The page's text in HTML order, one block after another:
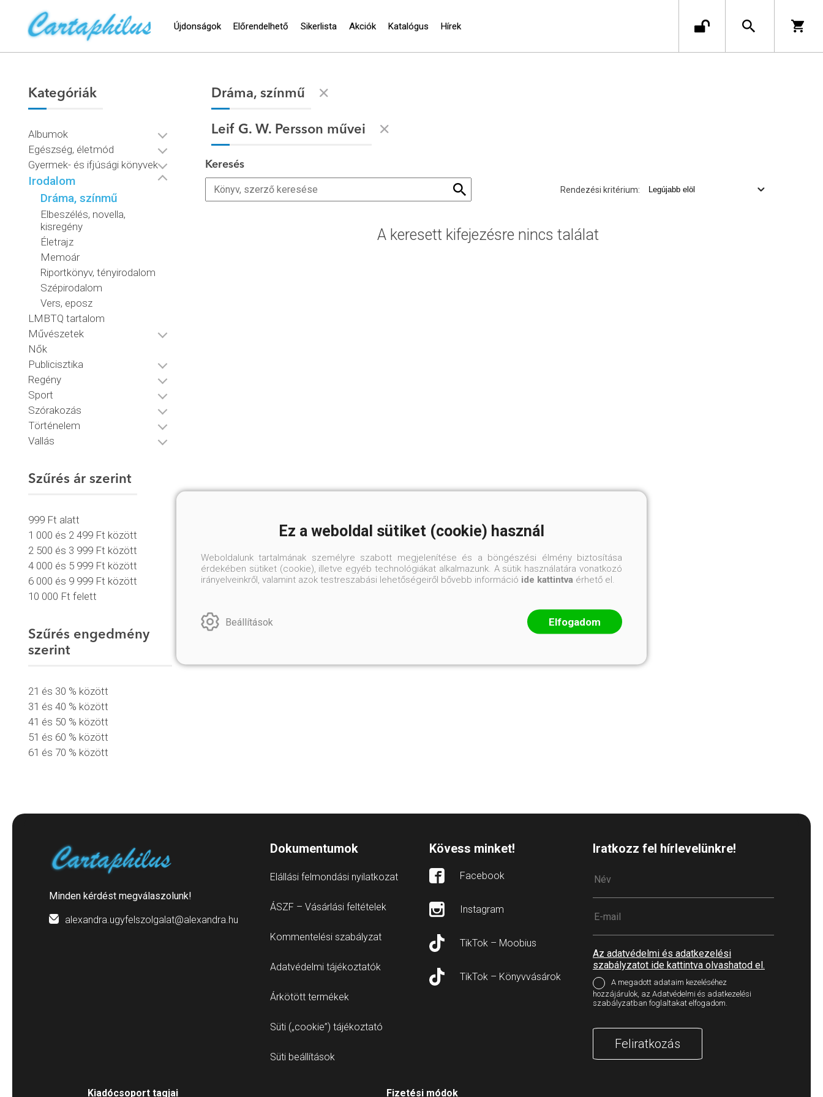
Újdonságok Előrendelhető Sikerlista Akciók Katalógus Hírek
Kategóriák
Albumok
Egészség, életmód
Gyermek- és ifjúsági könyvek
Irodalom
Dráma, színmű
Elbeszélés, novella,
kisregény
Életrajz
Memoár
Riportkönyv, tényirodalom
Szépirodalom
Vers, eposz
LMBTQ tartalom
Művészetek
Nők
Publicisztika
Regény
Sport
Szórakozás
Történelem
Vallás
Szűrés ár szerint
999 Ft alatt
1 000 és 2 499 Ft között
2 500 és 3 999 Ft között
4 000 és 5 999 Ft között
6 000 és 9 999 Ft között
10 000 Ft felett
Szűrés engedmény
szerint
21 és 30 % között
31 és 40 % között
41 és 50 % között
51 és 60 % között
61 és 70 % között
Dráma, színmű
Leif G. W. Persson művei
Rendezési kritérium:
Keresés
A keresett kifejezésre nincs találat
Minden kérdést megválaszolunk!
alexandra.ugyfelszolgalat@alexandra.hu
Dokumentumok
Elállási felmondási nyilatkozat
ÁSZF – Vásárlási feltételek
Kommentelési szabályzat
Adatvédelmi tájékoztatók
Árkötött termékek
Süti („cookie”) tájékoztató
Süti beállítások
Kövess minket!
Facebook
Instagram
TikTok – Moobius
TikTok – Könyvvásárok
Iratkozz fel hírlevelünkre!
Az adatvédelmi és adatkezelési
szabályzatot ide kattintva olvashatod el.
A megadott adataim kezeléséhez
hozzájárulok, az Adatvédelmi és adatkezelési
szabályzatban foglaltakat elfogadom.
Feliratkozás
Kiadócsoport tagjai Fizetési módok
Ez a weboldal sütiket (cookie) használ
Weboldalunk tartalmának személyre szabott megjelenítése és a böngészési élmény biztosítása
érdekében sütiket (cookie), illetve egyéb technológiákat alkalmazunk. A sütik használatára vonatkozó
irányelveinkről, valamint azok testreszabási lehetőségeiről bővebb információ ide kattintva érhető el.
Beállítások Elfogadom